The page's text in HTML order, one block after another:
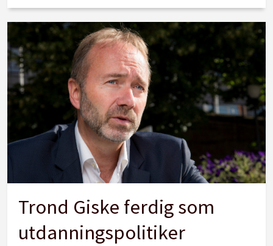
Trond Giske ferdig som
utdanningspolitiker